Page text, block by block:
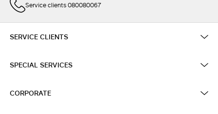
Service clients 080080067
SERVICE CLIENTS
SPECIAL SERVICES
CORPORATE